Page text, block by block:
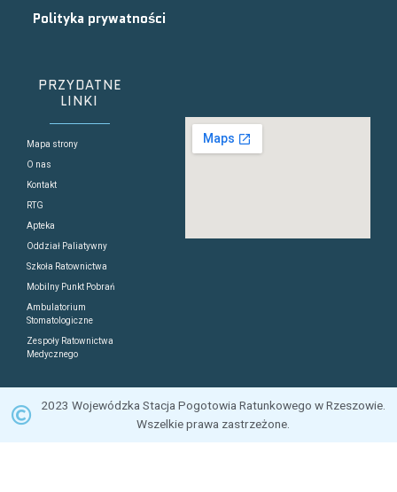
Polityka prywatności
PRZYDATNE
LINKI
Mapa strony
O nas
Kontakt
RTG
Apteka
Oddział Paliatywny
Szkoła Ratownictwa
Mobilny Punkt Pobrań
Ambulatorium
Stomatologiczne
Zespoły Ratownictwa
Medycznego
2023 Wojewódzka Stacja Pogotowia Ratunkowego w Rzeszowie.
Wszelkie prawa zastrzeżone.